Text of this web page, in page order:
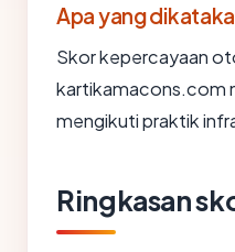
Apa yang
Skor kepercayaan
kartikamacons.com
mengikuti praktik
Ringkasan